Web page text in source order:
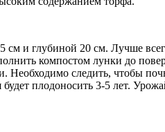
и глубиной 20 см. Лучше
компостом лунки до
следить, чтобы
плодоносить 3-5 лет.